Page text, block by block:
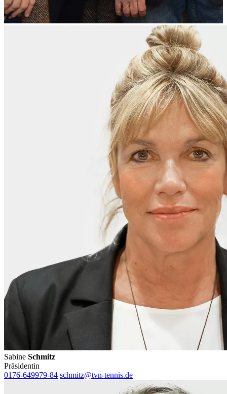
Sabine Schmitz
Präsidentin
0176-649979-84 schmitz@tvn-tennis.de